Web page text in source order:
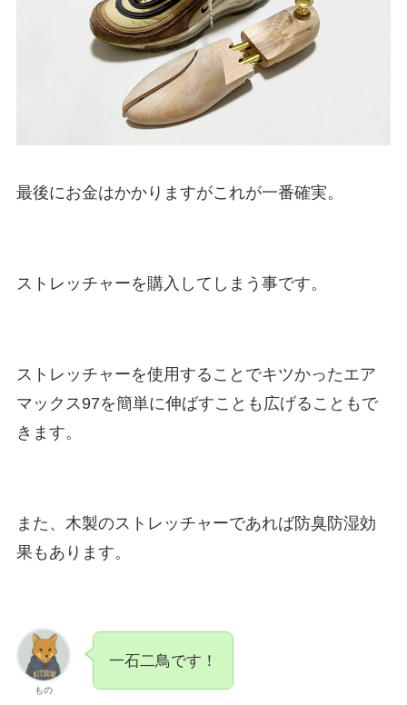
最後にお金はかかりますがこれが一番確実。
ストレッチャーを購入してしまう事です。
ストレッチャーを使用することでキツかったエア
マックス97を簡単に伸ばすことも広げることもで
きます。
また、木製のストレッチャーであれば防臭防湿効
果もあります。
もの
一石二鳥です！